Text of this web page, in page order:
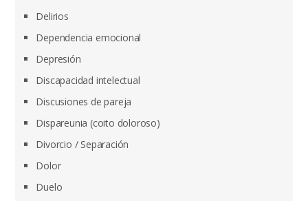
Delirios
Dependencia emocional
Depresión
Discapacidad intelectual
Discusiones de pareja
Dispareunia (coito doloroso)
Divorcio / Separación
Dolor
Duelo